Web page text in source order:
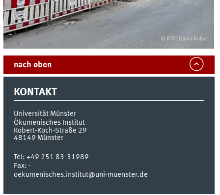
nach oben
KONTAKT
Universität Münster
Ökumenisches Institut
Robert-Koch-Straße 29
48149 Münster
Tel:+49 251 83-31989
Fax:-
oekumenisches.institut@uni-muenster.de